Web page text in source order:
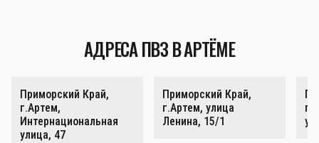
АДРЕСА ПВЗ В АРТЁМЕ
Приморский Край,
г.Артем,
Интернациональная
улица, 47
Приморский Край,
г.Артем, улица
Ленина, 15/1